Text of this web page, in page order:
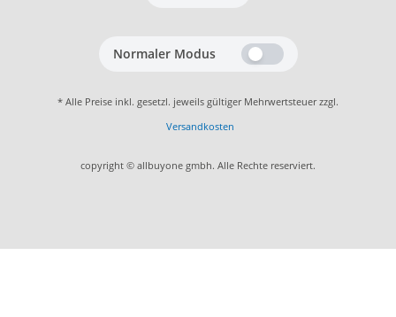
Normaler Modus
* Alle Preise inkl. gesetzl. jeweils gültiger Mehrwertsteuer zzgl.
Versandkosten
copyright © allbuyone gmbh. Alle Rechte reserviert.